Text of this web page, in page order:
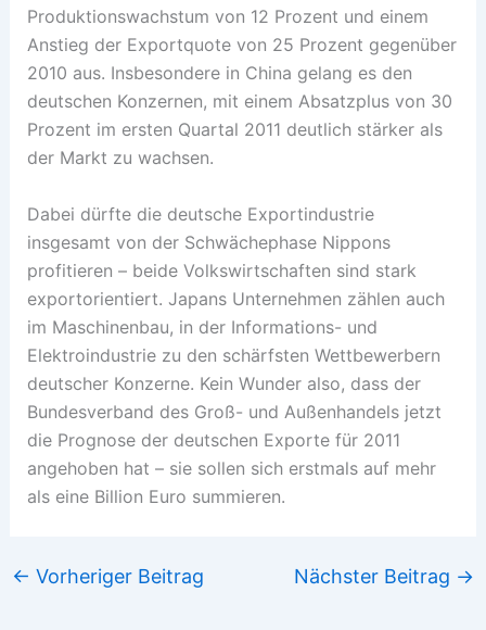
Produktionswachstum von 12 Prozent und einem
Anstieg der Exportquote von 25 Prozent gegenüber
2010 aus. Insbesondere in China gelang es den
deutschen Konzernen, mit einem Absatzplus von 30
Prozent im ersten Quartal 2011 deutlich stärker als
der Markt zu wachsen.
Dabei dürfte die deutsche Exportindustrie
insgesamt von der Schwächephase Nippons
profitieren – beide Volkswirtschaften sind stark
exportorientiert. Japans Unternehmen zählen auch
im Maschinenbau, in der Informations- und
Elektroindustrie zu den schärfsten Wettbewerbern
deutscher Konzerne. Kein Wunder also, dass der
Bundesverband des Groß- und Außenhandels jetzt
die Prognose der deutschen Exporte für 2011
angehoben hat – sie sollen sich erstmals auf mehr
als eine Billion Euro summieren.
← Vorheriger Beitrag Nächster Beitrag →